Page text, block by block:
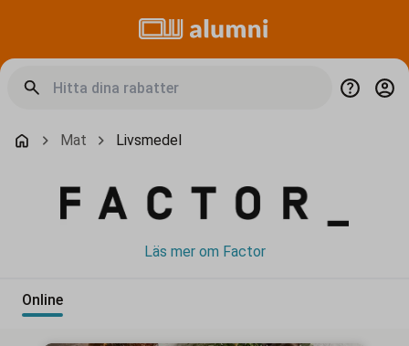
Mat Livsmedel
Läs mer om Factor
Online